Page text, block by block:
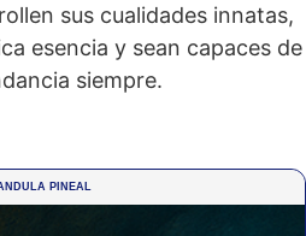
sus cualidades innatas,
esencia y sean capaces de
siempre.
PINEAL